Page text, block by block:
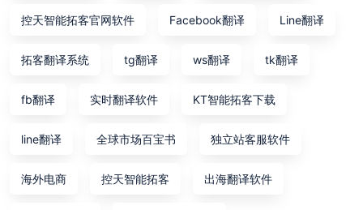
控天智能拓客官网软件 Facebook翻译 Line翻译
拓客翻译系统 tg翻译 ws翻译 tk翻译
fb翻译 实时翻译软件 KT智能拓客下载
line翻译 全球市场百宝书 独立站客服软件
海外电商 控天智能拓客 出海翻译软件